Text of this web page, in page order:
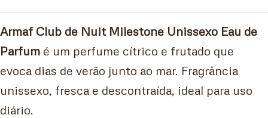
Armaf Club de Nuit Milestone Unissexo Eau de
Parfum é um perfume cítrico e frutado que
evoca dias de verão junto ao mar. Fragrância
unissexo, fresca e descontraída, ideal para uso
diário.